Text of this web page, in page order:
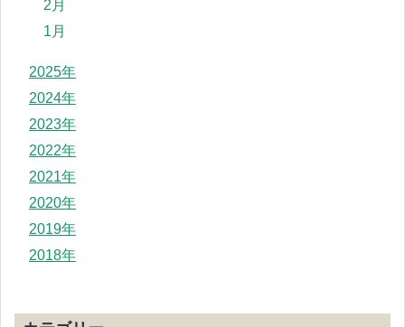
2月
1月
2025年
2024年
2023年
2022年
2021年
2020年
2019年
2018年